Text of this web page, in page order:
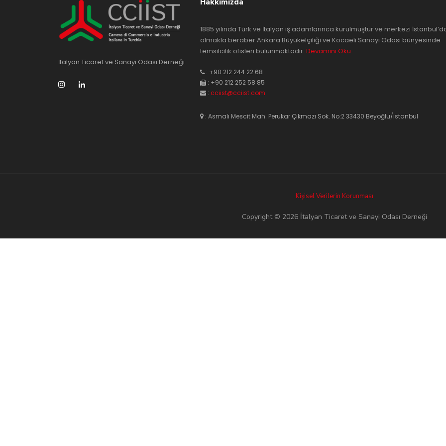
İtalyan Ticaret ve Sanayi Odası Derneği
Hakkımızda
1885 yılında Türk ve İtalyan iş adamlarınca kurulmuştur ve merkezi
olmakla beraber Ankara Büyükelçiliği ve Kocaeli Sanayi Odası bünyesinde
temsilcilik ofisleri bulunmaktadır. Devamını Oku
: +90 212 244 22 68
: +90 212 252 58 85
: cciist@cciist.com
: Asmalı Mescit Mah. Perukar Çıkmazı Sok. No:2 33430 Beyoğlu/istanbul
Kişisel Verilerin Korunması
Copyright © 2026 İtalyan Ticaret ve Sanayi Odası Derneği